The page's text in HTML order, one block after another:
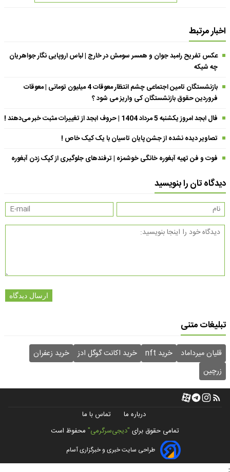
اخبار مرتبط
عکس تفریح رامبد جوان و همسر سومش در خارج | لباس اروپایی نگار جواهریان
چه شیکه
بازنشستگان تامین اجتماعی چشم انتظار معوقات 4 میلیون تومانی | معوقات
فروردین حقوق بازنشستگان کی واریز می شود ؟
فال ابجد امروز یکشنبه 5 مرداد 1404 | حروف ابجد از تغییرات مثبت خبر می‌دهند !
تصاویر دیده نشده از جشن پایان تاسیان با یک کیک خاص !
فوت و فن تهیه آبغوره خانگی خوشمزه | ترفندهای جلوگیری از کپک زدن آبغوره
دیدگاه تان را بنویسید
ارسال دیدگاه
تبلیغات متنی
قلیان میرداماد خرید nft خرید اکانت گوگل ادز
خرید زعفران
زرچین
درباره ما
تماس با ما
تمامی حقوق برای "دیجی‌سرگرمی" محفوظ است
طراحی سایت خبری و خبرگزاری آسام